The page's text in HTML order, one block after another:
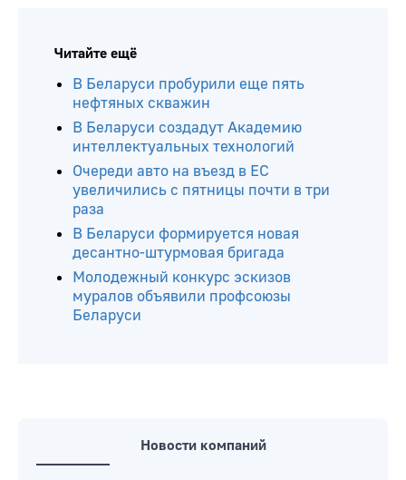
Читайте ещё
В Беларуси пробурили еще пять
нефтяных скважин
В Беларуси создадут Академию
интеллектуальных технологий
Очереди авто на въезд в ЕС
увеличились с пятницы почти в три
раза
В Беларуси формируется новая
десантно-штурмовая бригада
Молодежный конкурс эскизов
муралов объявили профсоюзы
Беларуси
Новости компаний